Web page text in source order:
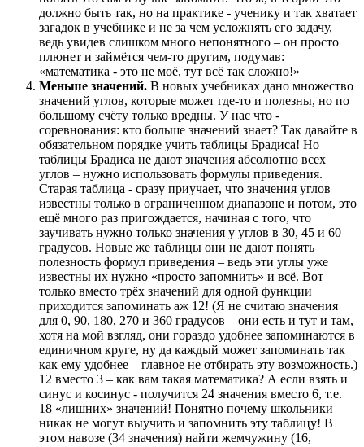
должно быть так, но на практике - ученику и так хватает
загадок в учебнике и не за чем усложнять его задачу,
ведь увидев слишком много непонятного – он просто
плюнет и займётся чем-то другим, подумав:
«математика - это не моё, тут всё так сложно!»
Меньше значений. В новых учебниках дано множество
значений углов, которые может где-то и полезны, но по
большому счёту только вредны. У нас что -
соревнования: кто больше значений знает? Так давайте в
обязательном порядке учить таблицы Брадиса! Но
таблицы Брадиса не дают значения абсолютно всех
углов – нужно использовать формулы приведения.
Старая таблица - сразу приучает, что значения углов
известны только в ограниченном диапазоне и потом, это
ещё много раз пригождается, начиная с того, что
заучивать нужно только значения у углов в 30, 45 и 60
градусов. Новые же таблицы они не дают понять
полезность формул приведения – ведь эти углы уже
известны их нужно «просто запомнить» и всё. Вот
только вместо трёх значений для одной функции
приходится запоминать аж 12! (Я не считаю значения
для 0, 90, 180, 270 и 360 градусов – они есть и тут и там,
хотя на мой взгляд, они гораздо удобнее запоминаются в
единичном круге, ну да каждый может запоминать так
как ему удобнее – главное не отбирать эту возможность.)
12 вместо 3 – как вам такая математика? А если взять и
синус и косинус - получится 24 значения вместо 6, т.е.
18 «лишних» значений! Понятно почему школьники
никак не могут выучить и запомнить эту таблицу! В
этом навозе (34 значения) найти жемчужину (16,